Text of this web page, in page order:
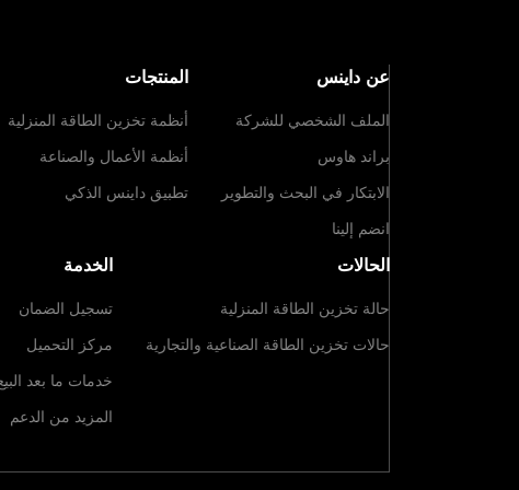
عن داينس
الملف الشخصي للشركة
براند هاوس
الابتكار في البحث والتطوير
انضم إلينا
المنتجات
أنظمة تخزين الطاقة المنزلية
أنظمة الأعمال والصناعة
تطبيق داينس الذكي
الحالات
حالة تخزين الطاقة المنزلية
حالات تخزين الطاقة الصناعية والتجارية
الخدمة
تسجيل الضمان
مركز التحميل
خدمات ما بعد
المزيد من الدعم